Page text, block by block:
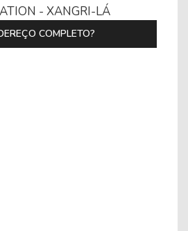
- XANGRI-LÁ
COMPLETO?